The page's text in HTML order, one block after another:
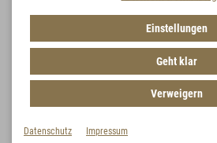
Einstellungen
Geht klar
Verweigern
Datenschutz Impressum